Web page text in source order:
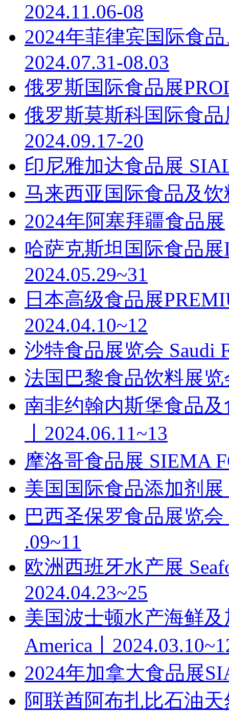
2024.11.06-08
2024年菲律宾国际食
2024.07.31-08.03
俄罗斯国际食品展
俄罗斯莫斯科国际食品
2024.09.17-20
印尼雅加达食品展
马来西亚国际食品及
2024年阿塞拜疆食品展
哈萨克斯坦国际食品展
2024.05.29~31
日本高级食品展
2024.04.10~12
沙特食品展览会 Saudi
法国巴黎食品饮料展览
南非约翰内斯堡食品
丨2024.06.11~13
摩洛哥食品展 SIEMA
美国国际食品添加剂展
巴西圣保罗食品展览
.09~11
欧洲西班牙水产展
2024.04.23~25
美国波士顿水产海鲜及
America丨
2024年加拿大食品展
阿联酋阿布扎比石油